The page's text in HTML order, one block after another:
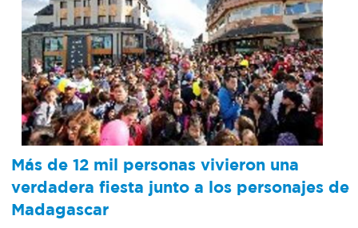
Más de 12 mil personas vivieron una
verdadera fiesta junto a los personajes de
Madagascar